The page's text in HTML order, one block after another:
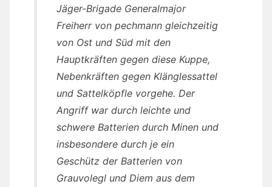
Jäger-Brigade Generalmajor
Freiherr von pechmann gleichzeitig
von Ost und Süd mit den
Hauptkräften gegen diese Kuppe,
Nebenkräften gegen Klänglessattel
und Sattelköpfle vorgehe. Der
Angriff war durch leichte und
schwere Batterien durch Minen und
insbesondere durch je ein
Geschütz der Batterien von
Grauvolegl und Diem aus dem